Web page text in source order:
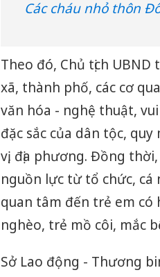
Các cháu nhỏ thôn
Theo đó, Chủ tịch UBND
xã, thành phố, các cơ
văn hóa - nghệ thuật,
đặc sắc của dân tộc,
vị, địa phương. Đồng
nguồn lực từ tổ chức,
quan tâm đến trẻ em có
nghèo, trẻ mồ côi, mắc
Sở Lao động - Thương